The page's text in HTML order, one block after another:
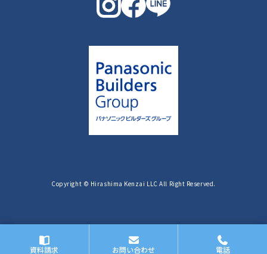
Copyright © Hirashima Kenzai LLC All Right Reserved.
資料請求 お問い合わせ 電話